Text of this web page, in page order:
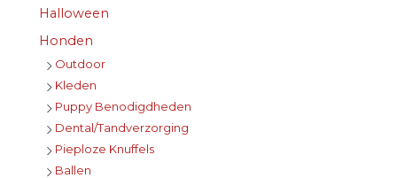
Halloween
Honden
Outdoor
Kleden
Puppy Benodigdheden
Dental/Tandverzorging
Pieploze Knuffels
Ballen